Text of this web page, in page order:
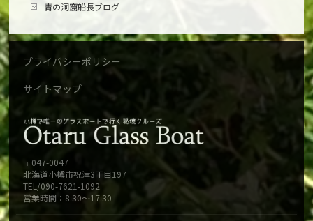
青の洞窟船長ブログ
プライバシーポリシー
サイトマップ
〒047-0047
北海道小樽市祝津3丁目197
TEL/090-7621-1092
営業時間：8:30～17:30